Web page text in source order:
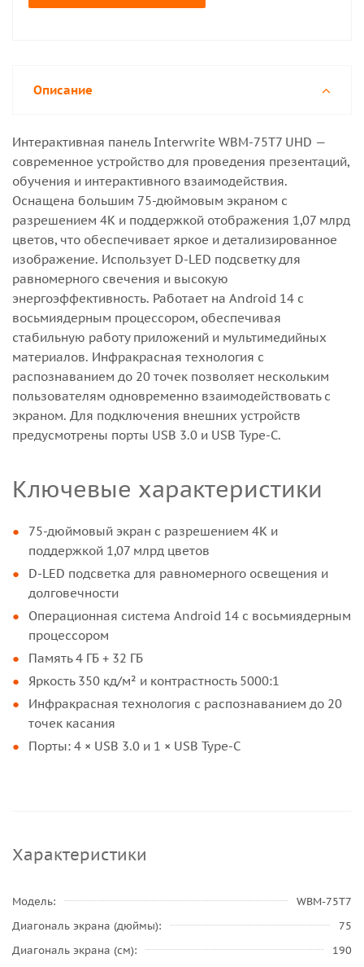
Описание
Интерактивная панель Interwrite WBM-75T7 UHD —
современное устройство для проведения презентаций,
обучения и интерактивного взаимодействия.
Оснащена большим 75-дюймовым экраном с
разрешением 4K и поддержкой отображения 1,07 млрд
цветов, что обеспечивает яркое и детализированное
изображение. Использует D-LED подсветку для
равномерного свечения и высокую
энергоэффективность. Работает на Android 14 с
восьмиядерным процессором, обеспечивая
стабильную работу приложений и мультимедийных
материалов. Инфракрасная технология с
распознаванием до 20 точек позволяет нескольким
пользователям одновременно взаимодействовать с
экраном. Для подключения внешних устройств
предусмотрены порты USB 3.0 и USB Type-C.
Ключевые характеристики
75-дюймовый экран с разрешением 4K и
поддержкой 1,07 млрд цветов
D-LED подсветка для равномерного освещения и
долговечности
Операционная система Android 14 с восьмиядерным
процессором
Память 4 ГБ + 32 ГБ
Яркость 350 кд/м² и контрастность 5000:1
Инфракрасная технология с распознаванием до 20
точек касания
Порты: 4 × USB 3.0 и 1 × USB Type-C
Характеристики
Модель
WBM-75T7
Диагональ экрана (дюймы)
75
Диагональ экрана (см)
190